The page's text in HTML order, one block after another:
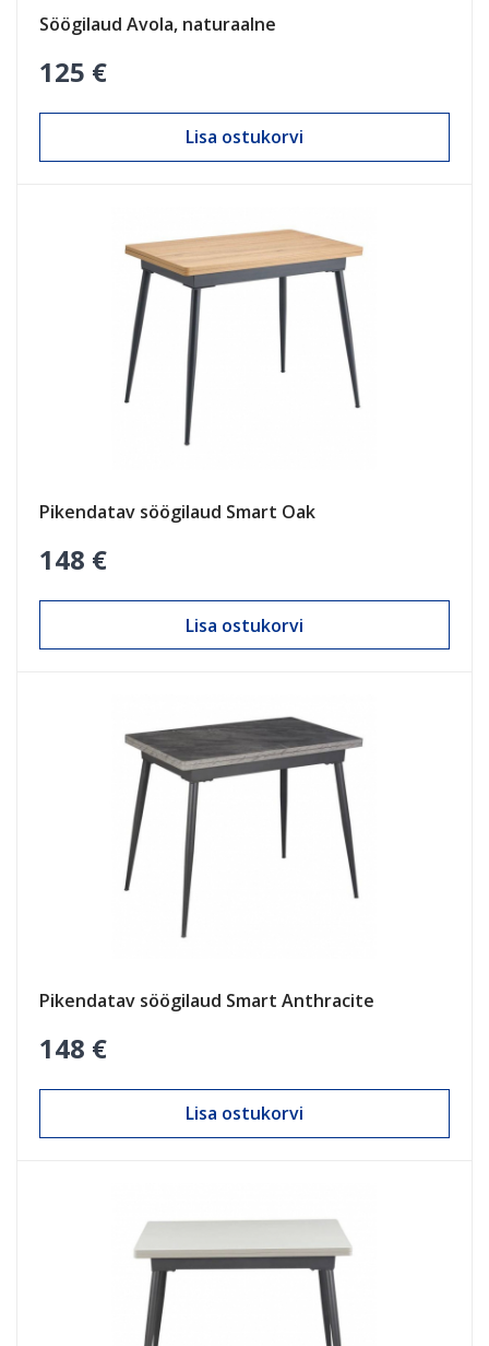
Söögilaud Avola, naturaalne
125 €
Lisa ostukorvi
Pikendatav söögilaud Smart Oak
148 €
Lisa ostukorvi
Pikendatav söögilaud Smart Anthracite
148 €
Lisa ostukorvi